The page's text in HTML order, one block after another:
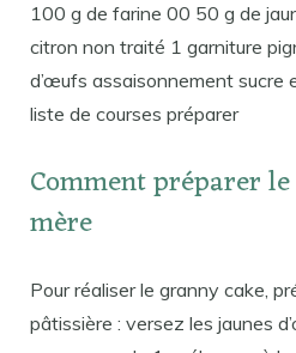
100 g de farine 00 50 g de
citron non traité 1 garniture
d’œufs assaisonnement sucre
liste de courses préparer
Comment préparer
mère
Pour réaliser le granny cake,
pâtissière : versez les jaunes